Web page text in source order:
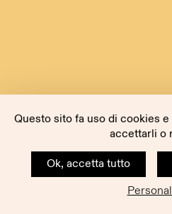
Questo sito fa uso di cookies
accettarli o
Ok, accetta tutto